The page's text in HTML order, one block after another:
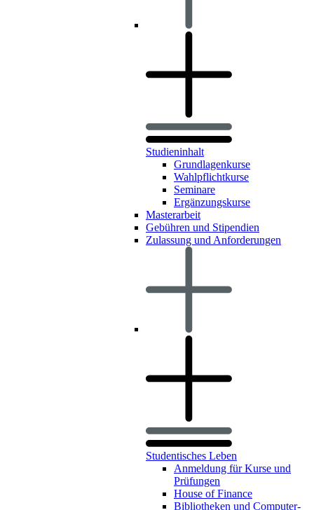
Studieninhalt
Grundlagenkurse
Wahlpflichtkurse
Seminare
Ergänzungskurse
Masterarbeit
Gebühren und Stipendien
Zulassung und Anforderungen
Studentisches Leben
Anmeldung für Kurse und
Prüfungen
House of Finance
Bibliotheken und Computer-